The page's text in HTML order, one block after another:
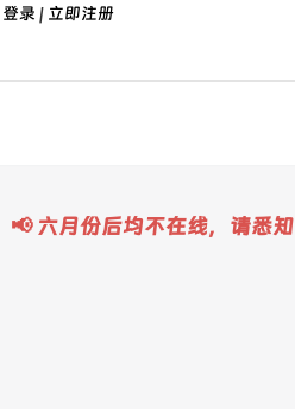
登录 | 立即注册
📢 六月份后均不在线，请悉知